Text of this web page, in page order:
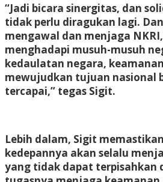
“Jadi bicara sinergitas, dan
tidak perlu diragukan lagi.
mengawal dan menjaga
menghadapi musuh-musuh
kedaulatan negara,
mewujudkan tujuan nasional
tercapai,” tegas Sigit.
Lebih dalam, Sigit
kedepannya akan selalu
yang tidak dapat terpisahkan